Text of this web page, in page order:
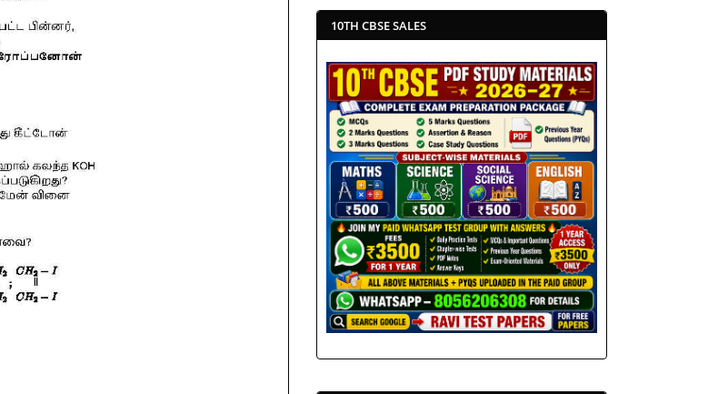
10TH CBSE SALES